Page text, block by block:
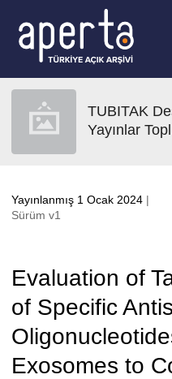
TUBITAK
Yayınlar
Yayınlanmış 1 Ocak 2024 |
Sürüm v1
Evaluation of
of Specific
Exosomes to